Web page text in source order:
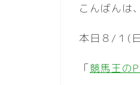
こんばんは
本日８/１(
「競馬王